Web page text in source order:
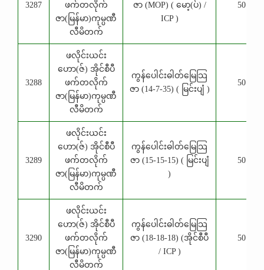
3287
ဖက်တလိုက်
ဇာ(မြန်မာ)ကုမ္ပဏီ
လီမိတက်
ဇာ (MOP) ( မော့(ပ်) /
ICP )
50 Kg
3288
ဖလိုင်းယင်း
ဟော(ဇ်) အိုင်စီပီ
ဖက်တလိုက်
ဇာ(မြန်မာ)ကုမ္ပဏီ
လီမိတက်
ကွန်ပေါင်းဓါတ်မြေသြ
ဇာ (14-7-35) ( မြင်းပျံ )
50 Kg
3289
ဖလိုင်းယင်း
ဟော(ဇ်) အိုင်စီပီ
ဖက်တလိုက်
ဇာ(မြန်မာ)ကုမ္ပဏီ
လီမိတက်
ကွန်ပေါင်းဓါတ်မြေသြ
ဇာ (15-15-15) ( မြင်းပျံ
)
50 Kg
3290
ဖလိုင်းယင်း
ဟော(ဇ်) အိုင်စီပီ
ဖက်တလိုက်
ဇာ(မြန်မာ)ကုမ္ပဏီ
လီမိတက်
ကွန်ပေါင်းဓါတ်မြေသြ
ဇာ (18-18-18) (အိုင်စီပီ
/ ICP )
50 Kg